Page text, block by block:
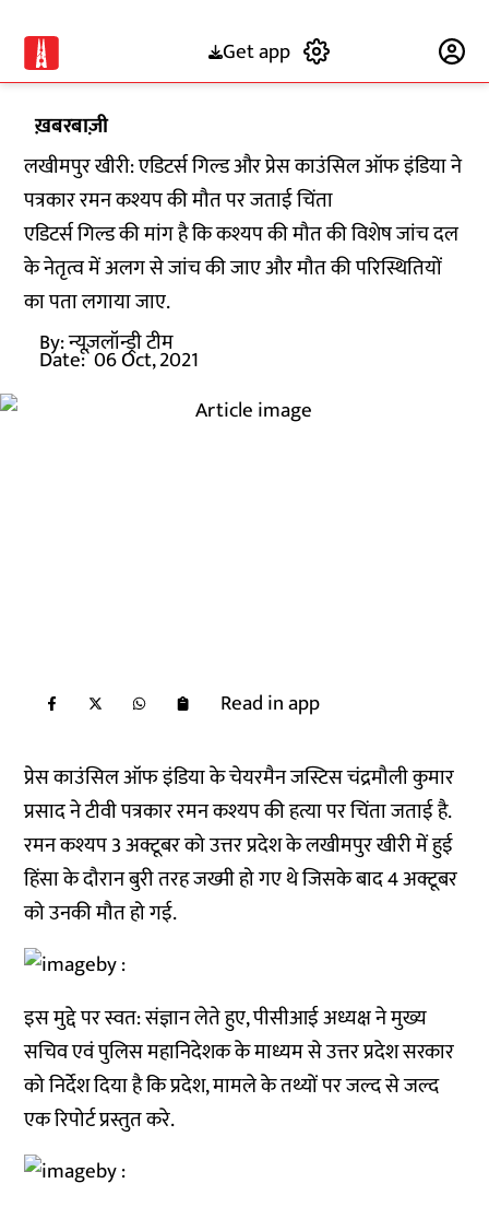
Get app
ख़बरबाज़ी
लखीमपुर खीरी: एडिटर्स गिल्ड और प्रेस काउंसिल ऑफ इंडिया ने
पत्रकार रमन कश्यप की मौत पर जताई चिंता
एडिटर्स गिल्ड की मांग है कि कश्यप की मौत की विशेष जांच दल
के नेतृत्व में अलग से जांच की जाए और मौत की परिस्थितियों
का पता लगाया जाए.
By:न्यूज़लॉन्ड्री टीम
Date: 06 Oct, 2021
Read in app
प्रेस काउंसिल ऑफ इंडिया के चेयरमैन जस्टिस चंद्रमौली कुमार
प्रसाद ने टीवी पत्रकार रमन कश्यप की हत्या पर चिंता जताई है.
रमन कश्यप 3 अक्टूबर को उत्तर प्रदेश के लखीमपुर खीरी में हुई
हिंसा के दौरान बुरी तरह जख्मी हो गए थे जिसके बाद 4 अक्टूबर
को उनकी मौत हो गई.
इस मुद्दे पर स्वत: संज्ञान लेते हुए, पीसीआई अध्यक्ष ने मुख्य
सचिव एवं पुलिस महानिदेशक के माध्यम से उत्तर प्रदेश सरकार
को निर्देश दिया है कि प्रदेश, मामले के तथ्यों पर जल्द से जल्द
एक रिपोर्ट प्रस्तुत करे.